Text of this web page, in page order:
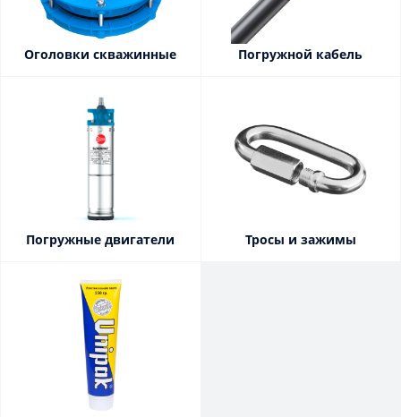
Оголовки скважинные Погружной кабель
Погружные двигатели Тросы и зажимы